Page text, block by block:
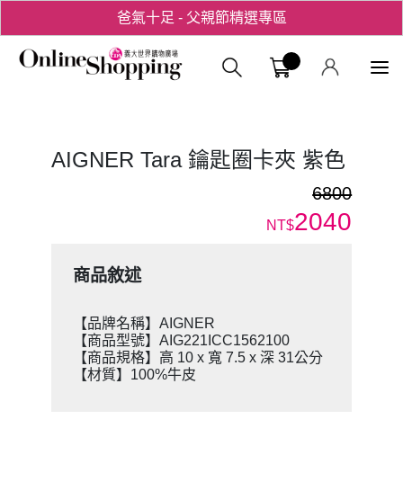
爸氣十足 - 父親節精選專區
用心愛你！七夕星選禮遇！義大購物
AIGNER Tara 鑰匙圈卡夾 紫色
6800
NT$2040
商品敘述
【品牌名稱】AIGNER
【商品型號】AIG221ICC1562100
【商品規格】高 10 x 寬 7.5 x 深 31公分
【材質】100%牛皮